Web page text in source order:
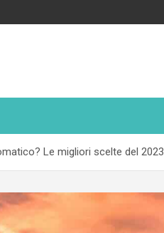
Le migliori scelte del 2023